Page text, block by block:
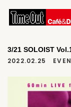
3/21 SOLOIST
2022.02.25